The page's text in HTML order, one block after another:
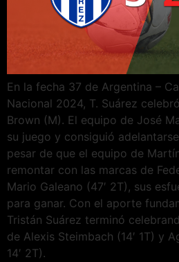
En la fecha 37 de Argentina –
Nacional 2024, T. Suárez
Brown (M). El equipo de José
su juego y consiguió
pesar de que el equipo de
remontar con las marcas de
Mario Galeano (47′ 2T), sus
para ganar. Con el aporte
Tristán Suárez terminó
de Alexis Steimbach (14′ 1T) y
14′ 2T).